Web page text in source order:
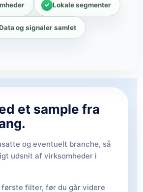
Lokale segmenter
og signaler samlet
et sample fra
og eventuelt branche, så
udsnit af virksomheder i
første filter, før du går videre